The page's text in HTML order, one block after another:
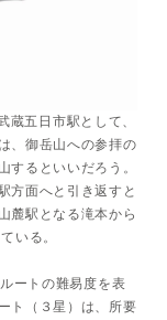
五日市駅として、
、御岳山への参拝の
するといいだろう。
方面へと引き返すと
麓駅となる滝本から
いる。
ートの難易度を表
ト（３星）は、所要